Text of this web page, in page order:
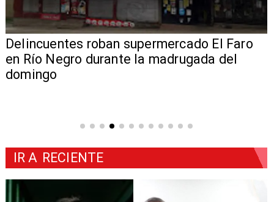
Delincuentes roban supermercado El Faro
en Río Negro durante la madrugada del
domingo
IR A RECIENTE